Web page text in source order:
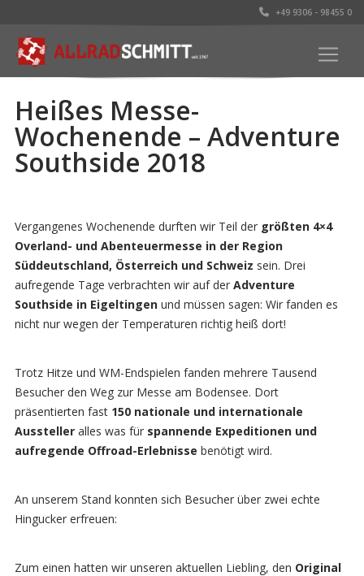
+49 9306 - 98455 0
Heißes Messe-
Wochenende – Adventure
Southside 2018
Vergangenes Wochenende durften wir Teil der größten 4×4
Overland- und Abenteuermesse in der Region
Süddeutschland, Österreich und Schweiz sein. Drei
aufregende Tage verbrachten wir auf der Adventure
Southside in Eigeltingenund müssen sagen: Wir fanden es
nicht nur wegen der Temperaturen richtig heiß dort!
Trotz Hitze und WM-Endspielen fanden mehrere Tausend
Besucher den Weg zur Messe am Bodensee. Dort
präsentierten fast 150 nationale und internationale
Ausstelleralles was für spannende Expeditionen und
aufregende Offroad-Erlebnisse benötigt wird.
An unserem Stand konnten sich Besucher über zwei echte
Hingucker erfreuen:
Zum einen hatten wir unseren aktuellen Liebling, den Original